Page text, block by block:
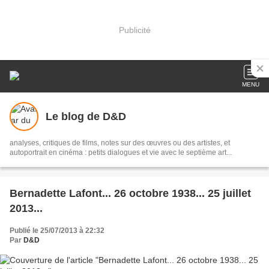
Publicité
MENU
Le blog de D&D
analyses, critiques de films, notes sur des œuvres ou des artistes, et
autoportrait en cinéma : petits dialogues et vie avec le septième art...
Bernadette Lafont... 26 octobre 1938... 25 juillet
2013...
Publié le 25/07/2013 à 22:32
Par D&D